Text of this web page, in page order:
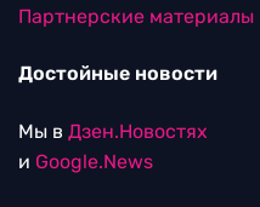
Партнерские материалы
Достойные новости
Мы в Дзен.Новостях
и Google.News